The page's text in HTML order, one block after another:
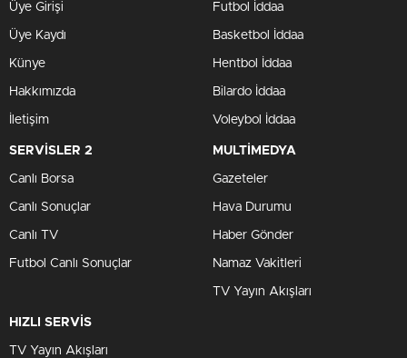
Üye Girişi
Üye Kaydı
Künye
Hakkımızda
İletişim
Futbol İddaa
Basketbol İddaa
Hentbol İddaa
Bilardo İddaa
Voleybol İddaa
SERVİSLER 2
Canlı Borsa
Canlı Sonuçlar
Canlı TV
Futbol Canlı Sonuçlar
MULTİMEDYA
Gazeteler
Hava Durumu
Haber Gönder
Namaz Vakitleri
TV Yayın Akışları
HIZLI SERVİS
TV Yayın Akışları